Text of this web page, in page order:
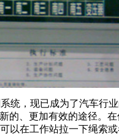
，现已成为了汽车行
的、更加有效的途径。
以在工作站拉一下绳索